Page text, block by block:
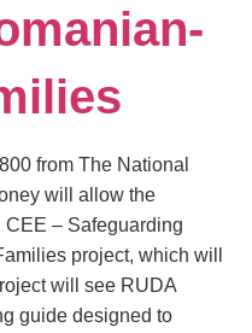
from The National
will allow the
– Safeguarding
project, which will
will see RUDA
guide designed to